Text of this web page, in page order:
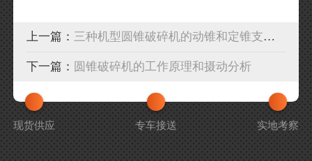
上一篇： 三种机型圆锥破碎机的动锥和定锥支承方式比较
下一篇： 圆锥破碎机的工作原理和摄动分析
现货供应 专车接送 实地考察